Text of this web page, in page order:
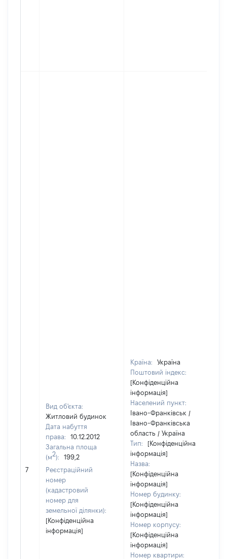
7
Вид об'єкта:
Житловий будинок
Дата набуття
права:
10.12.2012
Загальна площа
(м2):
199,2
Реєстраційний
номер
(кадастровий
номер для
земельної ділянки):
[Конфіденційна
інформація]
Країна:
Україна
Поштовий індекс:
[Конфіденційна
інформація]
Населений пункт:
Івано-Франківськ /
Івано-Франківська
область / Україна
Тип:
[Конфіденційна
інформація]
Назва:
[Конфіденційна
інформація]
Номер будинку:
[Конфіденційна
інформація]
Номер корпусу:
[Конфіденційна
інформація]
Номер квартири: